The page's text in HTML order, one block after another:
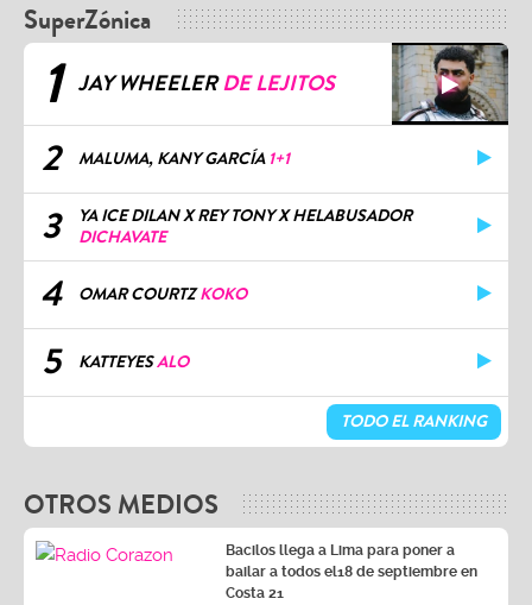
SuperZónica
1 JAY WHEELERDE LEJITOS
2 MALUMA, KANY GARCÍA 1+1
3
YA ICE DILAN X REY TONY X HELABUSADOR
DICHAVATE
4 OMAR COURTZKOKO
5 KATTEYESALO
TODO EL RANKING
OTROS MEDIOS
Bacilos llega a Lima para poner a
bailar a todos el18 de septiembre en
Costa 21